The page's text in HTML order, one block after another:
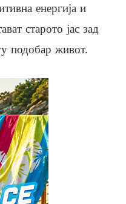
енергија и
старото јас зад
подобар живот.